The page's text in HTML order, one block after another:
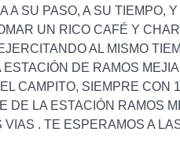
A SU PASO, A SU TIEMPO,
UN RICO CAFÉ Y
AL MISMO
DE RAMOS
CAMPITO, SIEMPRE CON
DE LA ESTACIÓN RAMOS
. TE ESPERAMOS A